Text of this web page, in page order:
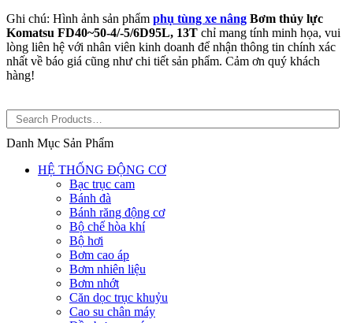
Ghi chú: Hình ảnh sản phẩm phụ tùng xe nâng Bơm thủy lực
Komatsu FD40~50-4/-5/6D95L, 13T chỉ mang tính minh họa, vui
lòng liên hệ với nhân viên kinh doanh để nhận thông tin chính xác
nhất về báo giá cũng như chi tiết sản phẩm. Cảm ơn quý khách
hàng!
Danh Mục Sản Phẩm
HỆ THỐNG ĐỘNG CƠ
Bạc trục cam
Bánh đà
Bánh răng động cơ
Bộ chế hòa khí
Bộ hơi
Bơm cao áp
Bơm nhiên liệu
Bơm nhớt
Căn dọc trục khuỷu
Cao su chân máy